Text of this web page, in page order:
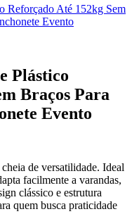
Reforçado Até 152kg Sem
Evento
Plástico
Braços Para
Evento
de versatilidade. Ideal
facilmente a varandas,
clássico e estrutura
quem busca praticidade